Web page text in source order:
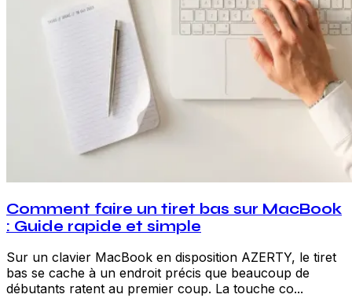
Comment faire un tiret bas sur MacBook
: Guide rapide et simple
Sur un clavier MacBook en disposition AZERTY, le tiret
bas se cache à un endroit précis que beaucoup de
débutants ratent au premier coup. La touche co...